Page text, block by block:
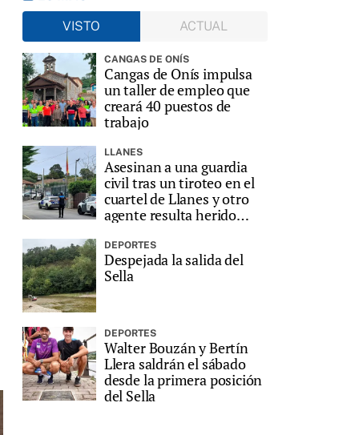
VISTO
ACTUAL
CANGAS DE ONÍS
Cangas de Onís impulsa
un taller de empleo que
creará 40 puestos de
trabajo
LLANES
Asesinan a una guardia
civil tras un tiroteo en el
cuartel de Llanes y otro
agente resulta herido
DEPORTES
Despejada la salida del
Sella
DEPORTES
Walter Bouzán y Bertín
Llera saldrán el sábado
desde la primera posición
del Sella